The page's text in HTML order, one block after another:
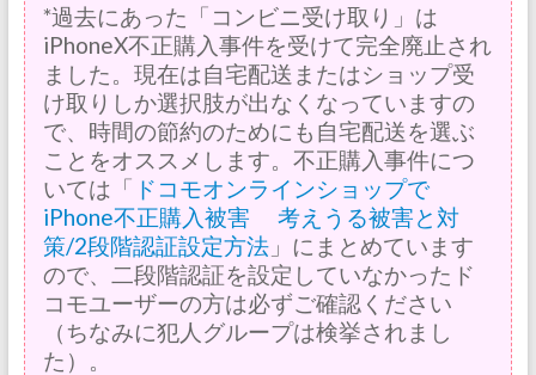
*過去にあった「コンビニ受け取り」は
iPhoneX不正購入事件を受けて完全廃止され
ました。現在は自宅配送またはショップ受
け取りしか選択肢が出なくなっていますの
で、時間の節約のためにも自宅配送を選ぶ
ことをオススメします。不正購入事件につ
いては「 ドコモオンラインショップで
iPhone不正購入被害 考えうる被害と対
策/2段階認証設定方法」にまとめています
ので、二段階認証を設定していなかったド
コモユーザーの方は必ずご確認ください
（ちなみに犯人グループは検挙されまし
た）。